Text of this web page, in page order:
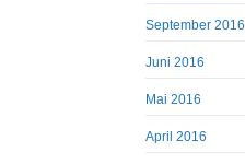
September 2016
Juni 2016
Mai 2016
April 2016